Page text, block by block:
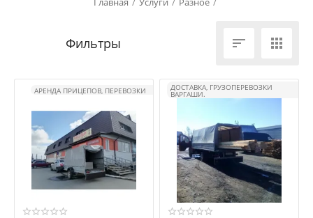
 
АРЕНДА ПРИЦЕПОВ, ПЕРЕВОЗКИ ДОСТАВКА, ГРУЗОПЕРЕВОЗКИ
ВАРГАШИ.